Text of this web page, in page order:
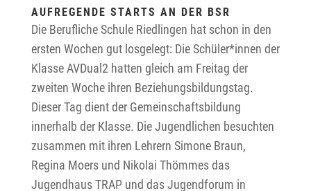
AUFREGENDE STARTS AN DER BSR
Die Berufliche Schule Riedlingen hat schon in den
ersten Wochen gut losgelegt: Die Schüler*innen der
Klasse AVDual2 hatten gleich am Freitag der
zweiten Woche ihren Beziehungsbildungstag.
Dieser Tag dient der Gemeinschaftsbildung
innerhalb der Klasse. Die Jugendlichen besuchten
zusammen mit ihren Lehrern Simone Braun,
Regina Moers und Nikolai Thömmes das
Jugendhaus TRAP und das Jugendforum in